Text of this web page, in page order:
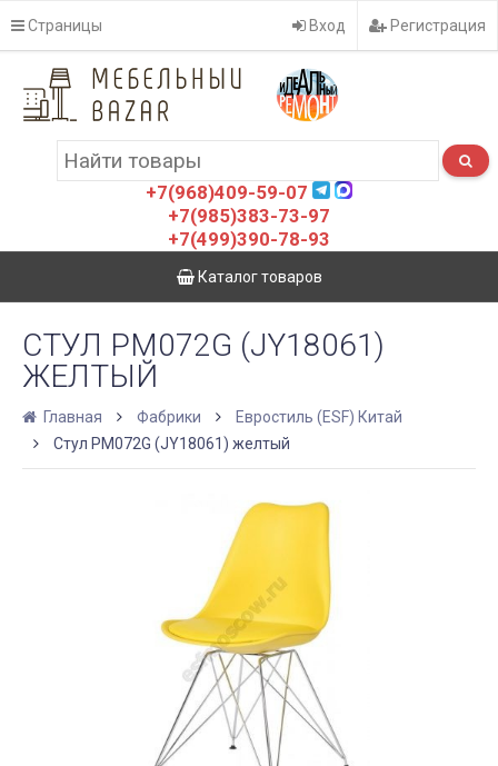
Страницы Вход Регистрация
+7(968)409-59-07
+7(985)383-73-97
+7(499)390-78-93
Каталог товаров
СТУЛ PM072G (JY18061)
ЖЕЛТЫЙ
Главная Фабрики
Евростиль (ESF) Китай
Стул PM072G (JY18061) желтый